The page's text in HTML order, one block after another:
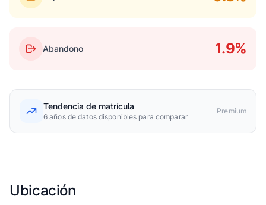
Abandono 1.9%
Tendencia de matrícula
6 años de datos disponibles para comparar
Premium
Ubicación